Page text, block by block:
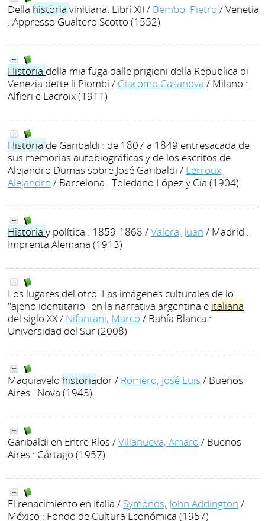
Della historia vinitiana. Libri XII / Bembo, Pietro / Venetia
: Appresso Gualtero Scotto (1552)
Historia della mia fuga dalle prigioni della Republica di
Venezia dette li Piombi / Giacomo Casanova / Milano :
Alfieri e Lacroix (1911)
Historia de Garibaldi : de 1807 a 1849 entresacada de
sus memorias autobiográficas y de los escritos de
Alejandro Dumas sobre José Garibaldi / Lerroux,
Alejandro / Barcelona : Toledano López y Cía (1904)
Historia y política : 1859-1868 /Valera, Juan / Madrid :
Imprenta Alemana (1913)
Los lugares del otro. Las imágenes culturales de lo
"ajeno identitario" en la narrativa argentina e italiana
del siglo XX/ Nifantani, Marco / Bahía Blanca :
Universidad del Sur (2008)
Maquiavelo historiador/ Romero, José Luis / Buenos
Aires : Nova (1943)
Garibaldi en Entre Ríos /Villanueva, Amaro / Buenos
Aires : Cártago (1957)
El renacimiento en Italia / Symonds, John Addington /
México : Fondo de Cultura Económica (1957)